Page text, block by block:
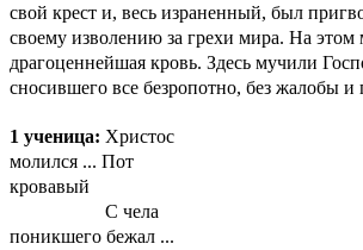
свой крест и, весь израненный, был
своему изволению за грехи мира. На этом
драгоценнейшая кровь. Здесь мучили
сносившего все безропотно, без жалобы и
1 ученица: Христос
молился ... Пот
кровавый
С чела
поникшего бежал ...